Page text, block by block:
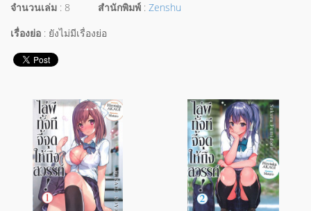
จำนวนเล่ม : 8 สำนักพิมพ์ : Zenshu
เรื่องย่อ : ยังไม่มีเรื่องย่อ